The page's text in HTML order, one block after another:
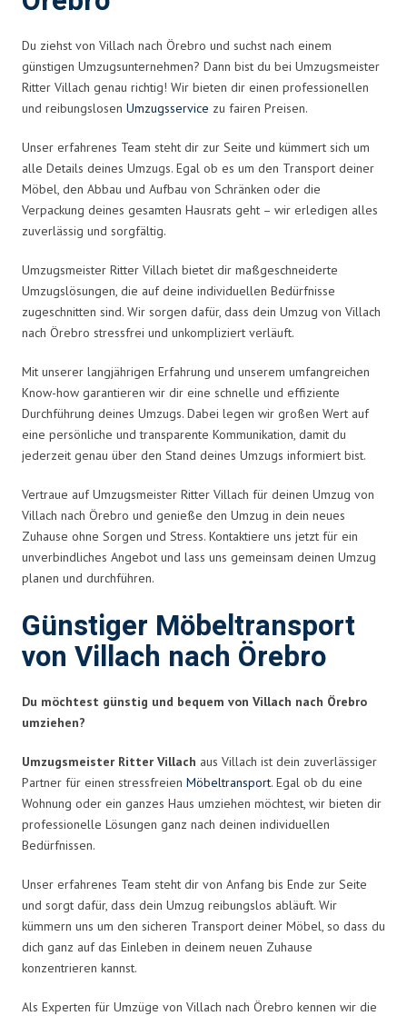
Du ziehst von Villach nach Örebro und suchst nach einem
günstigen Umzugsunternehmen? Dann bist du bei Umzugsmeister
Ritter Villach genau richtig! Wir bieten dir einen professionellen
und reibungslosen Umzugsservice zu fairen Preisen.
Unser erfahrenes Team steht dir zur Seite und kümmert sich um
alle Details deines Umzugs. Egal ob es um den Transport deiner
Möbel, den Abbau und Aufbau von Schränken oder die
Verpackung deines gesamten Hausrats geht – wir erledigen alles
zuverlässig und sorgfältig.
Umzugsmeister Ritter Villach bietet dir maßgeschneiderte
Umzugslösungen, die auf deine individuellen Bedürfnisse
zugeschnitten sind. Wir sorgen dafür, dass dein Umzug von Villach
nach Örebro stressfrei und unkompliziert verläuft.
Mit unserer langjährigen Erfahrung und unserem umfangreichen
Know-how garantieren wir dir eine schnelle und effiziente
Durchführung deines Umzugs. Dabei legen wir großen Wert auf
eine persönliche und transparente Kommunikation, damit du
jederzeit genau über den Stand deines Umzugs informiert bist.
Vertraue auf Umzugsmeister Ritter Villach für deinen Umzug von
Villach nach Örebro und genieße den Umzug in dein neues
Zuhause ohne Sorgen und Stress. Kontaktiere uns jetzt für ein
unverbindliches Angebot und lass uns gemeinsam deinen Umzug
planen und durchführen.
Günstiger Möbeltransport
von Villach nach Örebro
Du möchtest günstig und bequem von Villach nach Örebro
umziehen?
Umzugsmeister Ritter Villach aus Villach ist dein zuverlässiger
Partner für einen stressfreien Möbeltransport. Egal ob du eine
Wohnung oder ein ganzes Haus umziehen möchtest, wir bieten dir
professionelle Lösungen ganz nach deinen individuellen
Bedürfnissen.
Unser erfahrenes Team steht dir von Anfang bis Ende zur Seite
und sorgt dafür, dass dein Umzug reibungslos abläuft. Wir
kümmern uns um den sicheren Transport deiner Möbel, so dass du
dich ganz auf das Einleben in deinem neuen Zuhause
konzentrieren kannst.
Als Experten für Umzüge von Villach nach Örebro kennen wir die